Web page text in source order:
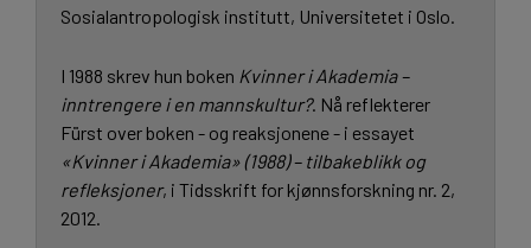
Sosialantropologisk institutt, Universitetet i Oslo.
I 1988 skrev hun boken Kvinner i Akademia–
inntrengere i en mannskultur?. Nå reflekterer
Fürst over boken - og reaksjonene - i essayet
«Kvinner i Akademia» (1988) – tilbakeblikk og
refleksjoner, i Tidsskrift for kjønnsforskning nr. 2,
2012.